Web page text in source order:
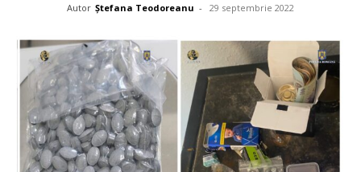
Autor Ștefana Teodoreanu - 29 septembrie 2022